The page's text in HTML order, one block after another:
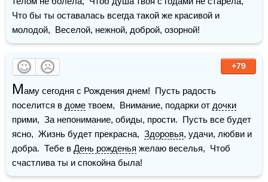
Что бы ты оставалась всегда такой же красивой и
молодой,  Веселой, нежной, доброй, озорной!
+79
Маму сегодня с Рождения днем!  Пусть радость
поселится в доме твоем,  Внимание, подарки от дочки
прими,  За непонимание, обиды, прости.  Пусть все будет
ясно,  Жизнь будет прекрасна, Здоровья, удачи, любви и
добра.  Тебе в День рожденья желаю веселья,  Чтоб
счастлива ты и спокойна была!